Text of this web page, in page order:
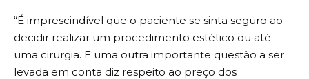
“É imprescindível que o paciente se sinta seguro ao
decidir realizar um procedimento estético ou até
uma cirurgia. E uma outra importante questão a ser
levada em conta diz respeito ao preço dos